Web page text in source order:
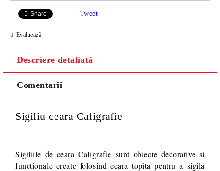
SAU 15 LEI TAXA TRANSPORT PENTRU PLATA CU
Va multumim! Veti fi contactat pentru stabilirea eventualelor detalii
suplimentare necesare procesarii comenzii dumneavoastra.
Share Tweet
Evaluează
Descriere detaliată
Comentarii
Sigiliu ceara Caligrafie
Sigiliile de ceara Caligrafie sunt obiecte decorative si
functionale create folosind ceara topita pentru a sigila